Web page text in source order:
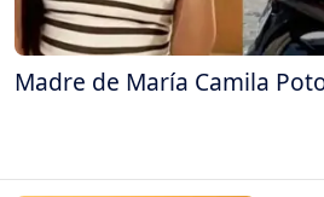
Madre de María Camila